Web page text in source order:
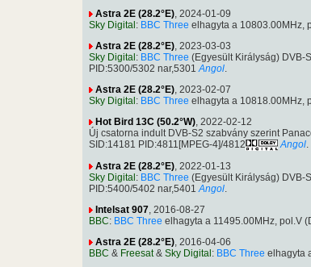
Astra 2E (28.2°E), 2024-01-09
Sky Digital : BBC Three elhagyta a 10803.00MHz,
Astra 2E (28.2°E), 2023-03-03
Sky Digital : BBC Three (Egyesült Királyság) DVB-
PID:5300/5302 nar,5301 Angol.
Astra 2E (28.2°E), 2023-02-07
Sky Digital : BBC Three elhagyta a 10818.00MHz,
Hot Bird 13C (50.2°W), 2022-02-12
Új csatorna indult DVB-S2 szabvány szerint
SID:14181 PID:4811[MPEG-4]/4812
Angol.
Astra 2E (28.2°E), 2022-01-13
Sky Digital : BBC Three (Egyesült Királyság) DVB-
PID:5400/5402 nar,5401 Angol.
Intelsat 907, 2016-08-27
BBC: BBC Three elhagyta a 11495.00MHz, pol.V
Astra 2E (28.2°E), 2016-04-06
BBC & Freesat& Sky Digital : BBC Three elhagyta